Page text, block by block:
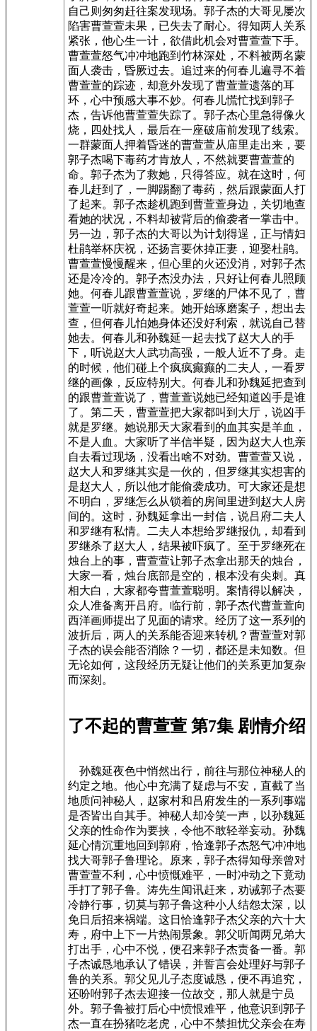
自己则匆匆赶往案发现场。郭子杰的大哥见屡次
陷害曹萱萱未果，已失去了耐心。得知两人关系
紧张，他心生一计，欲借此机会对曹萱萱下手。
曹萱萱怒气冲冲地跑到竹林深处，不料被两名蒙
面人袭击，昏厥过去。追过来的何春儿遍寻不着
曹萱萱的踪迹，却意外发现了曹萱萱遗落的耳
环，心中预感大事不妙。何春儿慌忙找到郭子
杰，告诉他曹萱萱失踪了。郭子杰心里急得像火
烧，四处找人，最后在一座破庙前发现了线索。
一群蒙面人押着昏迷的曹萱萱从庙里走出来，要
郭子杰喝下毒药才肯放人，不然就要曹萱萱的
命。郭子杰为了救她，只得答应。就在这时，何
春儿赶到了，一脚踢翻了毒药，然后跟蒙面人打
了起来。郭子杰趁机跑到曹萱萱身边，关切地查
看她的状况，不料却被背后的偷袭者一掌击中。
另一边，郭子杰的大哥以为计划得逞，正与情妇
杜鹃举杯庆祝，还扬言要休掉正妻，迎娶杜鹃。
曹萱萱慢慢醒来，但心里的火还没消，对郭子杰
还是冷冷的。郭子杰没办法，只好让何春儿照顾
她。何春儿跟曹萱萱说，罗继的尸体不见了，曹
萱萱一听就好奇起来。她开始琢磨案子，想出去
查，但何春儿怕她身体还没好利索，就说自己替
她去。何春儿和孙魏延一起去找了赵大人的手
下，听说赵大人武功高强，一般人近不了身。走
的时候，他们碰上个疯疯癫癫的二夫人，一看罗
继的画像，反应特别大。何春儿和孙魏延把查到
的跟曹萱萱说了，曹萱萱说她已经知道凶手是谁
了。第二天，曹萱萱把大家都叫到大厅，说凶手
就是罗继。她说那天大家看到的血其实是羊血，
不是人血。大家听了半信半疑，因为赵大人也亲
自去看过现场，没看出啥不对劲。曹萱萱又说，
赵大人和罗继其实是一伙的，但罗继其实想害的
是赵大人，所以他才能偷袭成功。可大家还是想
不明白，罗继怎么从锁着的房间里进到赵大人房
间的。这时，孙魏延拿出一封信，说吕府二夫人
和罗继有私情。二夫人本想给罗继报仇，却看到
罗继杀了赵大人，结果被吓疯了。至于罗继死在
烛台上的事，曹萱萱让郭子杰拿出那天的烛台，
大家一看，烛台底部是空的，根本没有尖刺。真
相大白，大家都夸曹萱萱聪明。案情得以解决，
众人准备离开吕府。临行前，郭子杰代曹萱萱向
西洋画师提出了见面的请求。经历了这一系列的
波折后，两人的关系能否迎来转机？曹萱萱对郭
子杰的误会能否消除？一切，都还是未知数。但
无论如何，这段经历无疑让他们的关系更加复杂
而深刻。
了不起的曹萱萱 第7集 剧情介绍
孙魏延夜色中悄然出行，前往与那位神秘人的
约定之地。他心中充满了疑虑与不安，直截了当
地质问神秘人，赵家村和吕府发生的一系列事端
是否皆出自其手。神秘人却冷笑一声，以孙魏延
父亲的性命作为要挟，令他不敢轻举妄动。孙魏
延心情沉重地回到郭府，恰逢郭子杰怒气冲冲地
找大哥郭子鲁理论。原来，郭子杰得知母亲曾对
曹萱萱不利，心中愤慨难平，一时冲动之下竟动
手打了郭子鲁。涛先生闻讯赶来，劝诫郭子杰要
冷静行事，切莫与郭子鲁这种小人结怨太深，以
免日后招来祸端。这日恰逢郭子杰父亲的六十大
寿，府中上下一片热闹景象。郭父听闻两兄弟大
打出手，心中不悦，便召来郭子杰责备一番。郭
子杰诚恳地承认了错误，并誓言会处理好与郭子
鲁的关系。郭父见儿子态度诚恳，便不再追究，
还吩咐郭子杰去迎接一位故交，那人就是宁员
外。郭子鲁被打后心中愤恨难平，他意识到郭子
杰一直在扮猪吃老虎，心中不禁担忧父亲会在寿